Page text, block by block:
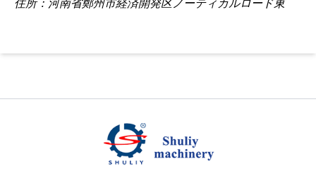
住所：河南省鄭州市経済開発区ノーティカルロード東